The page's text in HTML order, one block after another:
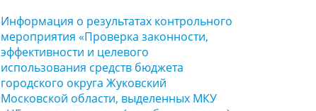
Информация о результатах контрольного
мероприятия «Проверка законности,
эффективности и целевого
использования средств бюджета
городского округа Жуковский
Московской области, выделенных МКУ